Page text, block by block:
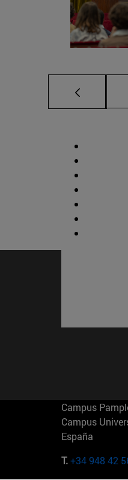
Campus
Campus
España
T.+34 948 42